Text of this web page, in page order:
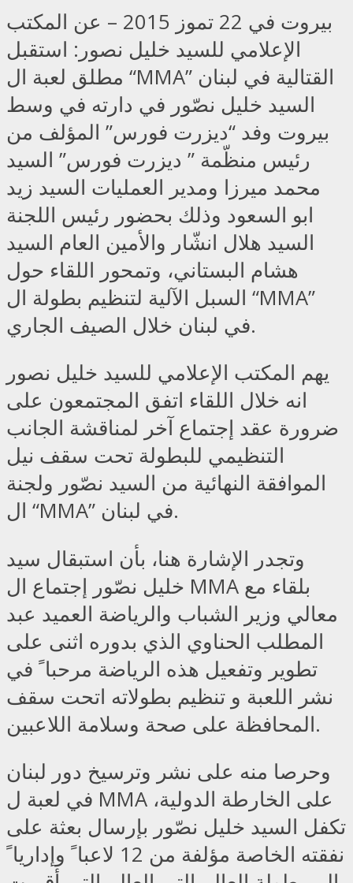
بيروت في 22 تموز 2015 – عن المكتب
الإعلامي للسيد خليل نصور: استقبل
مطلق لعبة ال “MMA” القتالية في لبنان
السيد خليل نصّور في دارته في وسط
بيروت وفد “ديزرت فورس” المؤلف من
رئيس منظّمة ” ديزرت فورس” السيد
محمد ميرزا ومدير العمليات السيد زيد
ابو السعود وذلك بحضور رئيس اللجنة
السيد هلال انشّار والأمين العام السيد
هشام البستاني، وتمحور اللقاء حول
السبل الآلية لتنظيم بطولة ال “MMA”
في لبنان خلال الصيف الجاري.
يهم المكتب الإعلامي للسيد خليل نصور
انه خلال اللقاء اتفق المجتمعون على
ضرورة عقد إجتماع آخر لمناقشة الجانب
التنظيمي للبطولة تحت سقف نيل
الموافقة النهائية من السيد نصّور ولجنة
ال “MMA” في لبنان.
وتجدر الإشارة هنا، بأن استبقال سيد
خليل نصّور إجتماع ال MMA بلقاء مع
معالي وزير الشباب والرياضة العميد عبد
المطلب الحناوي الذي بدوره اثنى على
تطوير وتفعيل هذه الرياضة مرحبا ً في
نشر اللعبة و تنظيم بطولاته اتحت سقف
المحافظة على صحة وسلامة اللاعبين.
وحرصا منه على نشر وترسيخ دور لبنان
في لعبة ل MMA على الخارطة الدولية،
تكفل السيد خليل نصّور بإرسال بعثة على
نفقته الخاصة مؤلفة من 12 لاعبا ً وإداريا ً